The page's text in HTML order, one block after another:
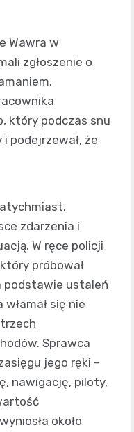
Wawra w
zgłoszenie o
który podczas snu
i podejrzewał, że
zdarzenia i
W ręce policji
próbował
podstawie ustaleń
się nie
Sprawca
jego ręki –
nawigację, piloty,
około